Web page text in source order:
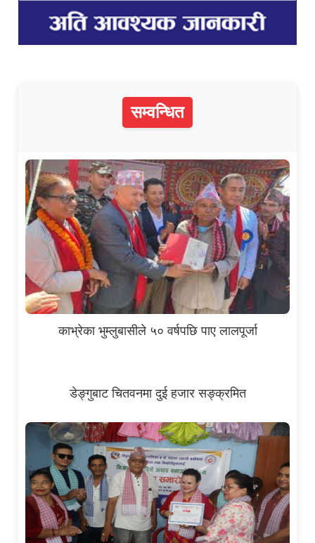
सम्वन्धित
काभ्रेका भुम्लुबासीले ५० वर्षपछि पाए लालपूर्जा
डेङ्गुबाट चितवनमा दुई हजार सङ्क्रमित